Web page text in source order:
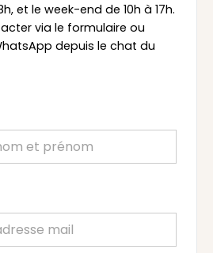
et le week-end de 10h à 17h.
via le formulaire ou
depuis le chat du